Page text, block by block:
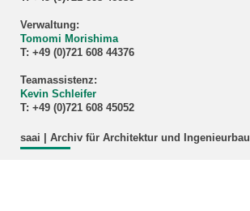
Verwaltung:
Tomomi Morishima
T: +49 (0)721 608 44376
Teamassistenz:
Kevin Schleifer
T: +49 (0)721 608 45052
saai | Archiv für Architektur und Ingenieurbau